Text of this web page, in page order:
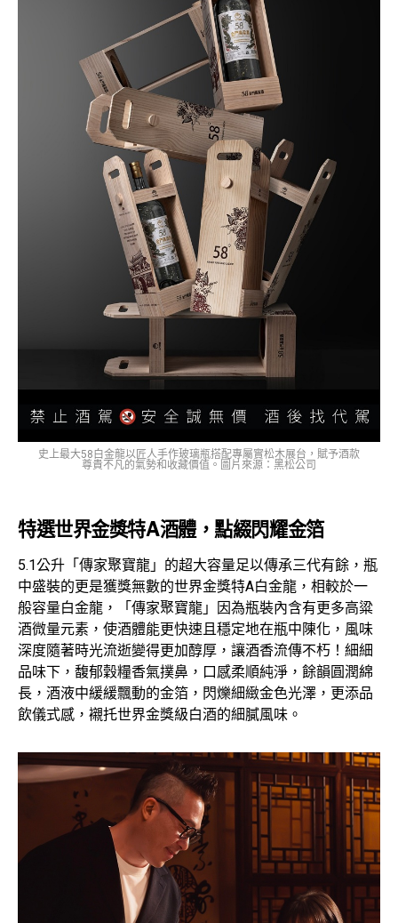
史上最大58白金龍以匠人手作玻璃瓶搭配專屬實松木展台，賦予酒款
尊貴不凡的氣勢和收藏價值。圖片來源：黑松公司
特選世界金獎特A酒體，點綴閃耀金箔
5.1公升「傳家聚寶龍」的超大容量足以傳承三代有餘，瓶
中盛裝的更是獲獎無數的世界金獎特A白金龍，相較於一
般容量白金龍，「傳家聚寶龍」因為瓶裝內含有更多高粱
酒微量元素，使酒體能更快速且穩定地在瓶中陳化，風味
深度隨著時光流逝變得更加醇厚，讓酒香流傳不朽！細細
品味下，馥郁穀糧香氣撲鼻，口感柔順純淨，餘韻圓潤綿
長，酒液中緩緩飄動的金箔，閃爍細緻金色光澤，更添品
飲儀式感，襯托世界金獎級白酒的細膩風味。